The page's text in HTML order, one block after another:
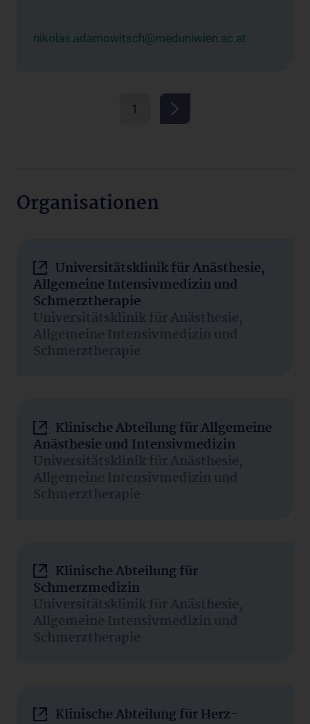
nikolas.adamowitsch@meduniwien.ac.at
1
Organisationen
Universitätsklinik für Anästhesie,
Allgemeine Intensivmedizin und
Schmerztherapie
Universitätsklinik für Anästhesie,
Allgemeine Intensivmedizin und
Schmerztherapie
Klinische Abteilung für Allgemeine
Anästhesie und Intensivmedizin
Universitätsklinik für Anästhesie,
Allgemeine Intensivmedizin und
Schmerztherapie
Klinische Abteilung für
Schmerzmedizin
Universitätsklinik für Anästhesie,
Allgemeine Intensivmedizin und
Schmerztherapie
Klinische Abteilung für Herz-